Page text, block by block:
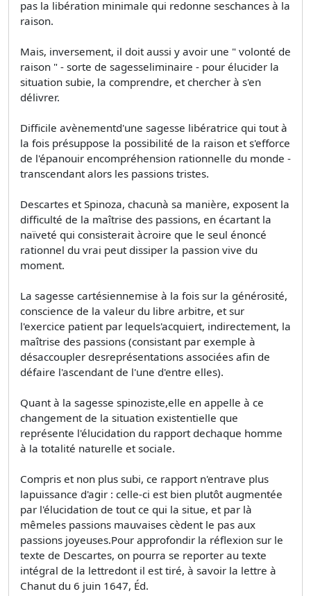
pas la libération minimale qui redonne seschances à la
raison.
Mais, inversement, il doit aussi y avoir une " volonté de
raison " - sorte de sagesseliminaire - pour élucider la
situation subie, la comprendre, et chercher à s'en
délivrer.
Difficile avènementd'une sagesse libératrice qui tout à
la fois présuppose la possibilité de la raison et s'efforce
de l'épanouir encompréhension rationnelle du monde -
transcendant alors les passions tristes.
Descartes et Spinoza, chacunà sa manière, exposent la
difficulté de la maîtrise des passions, en écartant la
naïveté qui consisterait àcroire que le seul énoncé
rationnel du vrai peut dissiper la passion vive du
moment.
La sagesse cartésiennemise à la fois sur la générosité,
conscience de la valeur du libre arbitre, et sur
l'exercice patient par lequels'acquiert, indirectement, la
maîtrise des passions (consistant par exemple à
désaccoupler desreprésentations associées afin de
défaire l'ascendant de l'une d'entre elles).
Quant à la sagesse spinoziste,elle en appelle à ce
changement de la situation existentielle que
représente l'élucidation du rapport dechaque homme
à la totalité naturelle et sociale.
Compris et non plus subi, ce rapport n'entrave plus
lapuissance d'agir : celle-ci est bien plutôt augmentée
par l'élucidation de tout ce qui la situe, et par là
mêmeles passions mauvaises cèdent le pas aux
passions joyeuses.Pour approfondir la réflexion sur le
texte de Descartes, on pourra se reporter au texte
intégral de la lettredont il est tiré, à savoir la lettre à
Chanut du 6 juin 1647, Éd.